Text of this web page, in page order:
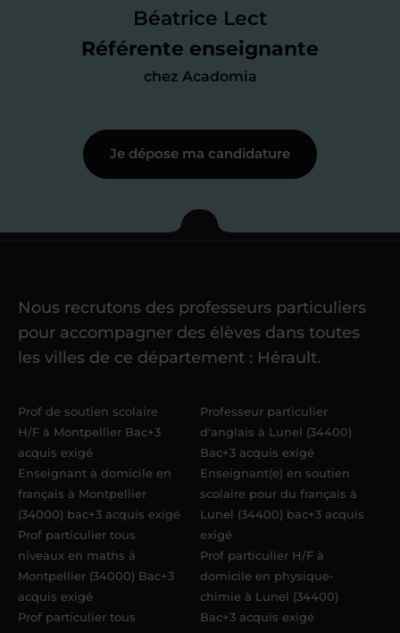
Béatrice Lect
Référente enseignante
chez Acadomia
des programmes scolaires(et pouvoir
me mettre à jour au besoin) et
j’échange en direct avec un chargé de
Étape 3
Je commence mes
Une fois ma candidature validée,mon
référent me confie mes premiers
élèves dans un délai de 6 jours
Acadomia.
Je dépose ma candidature
Nous recrutons des professeurs particuliers
pour accompagner des élèves dans toutes
les villes de ce département : Hérault.
Prof de soutien scolaire
H/F à Montpellier Bac+3
acquis exigé
Enseignant à domicile en
français à Montpellier
(34000) bac+3 acquis exigé
Prof particulier tous
niveaux en maths à
Montpellier (34000) Bac+3
acquis exigé
Prof particulier tous
Professeur particulier
d'anglais à Lunel (34400)
Bac+3 acquis exigé
Enseignant(e) en soutien
scolaire pour du français à
Lunel (34400) bac+3 acquis
exigé
Prof particulier H/F à
domicile en physique-
chimie à Lunel (34400)
Bac+3 acquis exigé